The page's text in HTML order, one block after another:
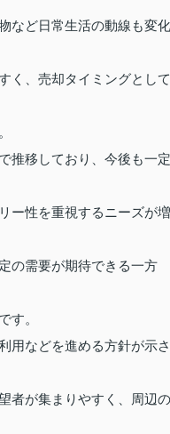
など日常生活の動線も変化
く、売却タイミングとして
推移しており、今後も一定
ー性を重視するニーズが増
の需要が期待できる一方
す。
用などを進める方針が示さ
者が集まりやすく、周辺の